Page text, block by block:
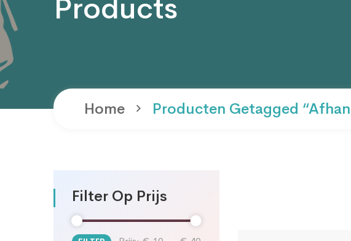
Products
Home Producten Getagged
Filter Op Prijs